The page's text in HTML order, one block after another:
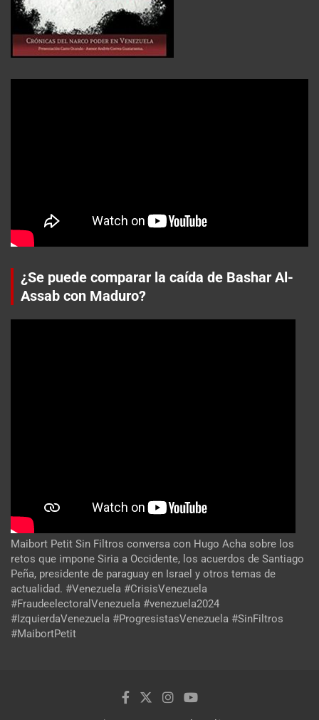
¿Se puede comparar la caída de Bashar Al-
Assab con Maduro?
Maibort Petit Sin Filtros conversa con Hugo Acha sobre los
retos que impone Siria a Occidente, los acuerdos de Santiago
Peña, presidente de paraguay en Israel y otros temas de
actualidad. #Venezuela #CrisisVenezuela
#FraudeelectoralVenezuela #venezuela2024
#IzquierdaVenezuela #ProgresistasVenezuela #SinFiltros
#MaibortPetit